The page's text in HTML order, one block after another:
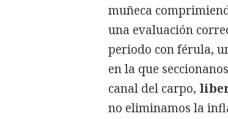
muñeca
una evaluación
periodo con férula,
en la que
canal del carpo,
no eliminamos la